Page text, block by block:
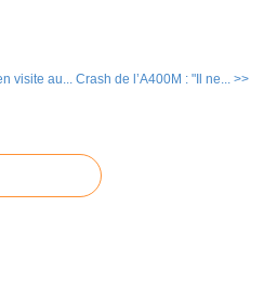
visite au... Crash de l’A400M : "Il ne... >>